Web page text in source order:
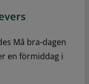
Må bra-dagen
en förmiddag i